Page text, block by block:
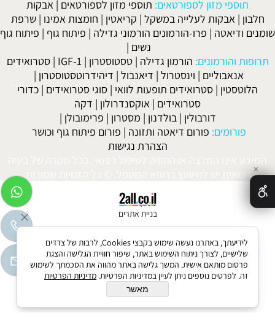
תוספי מזון לספורטאים: תוספי מזון לספורטאים | אבקות
חלבון | אבקות לעלייה במשקל | קריאטין | חומצות אמינו |שרפת
שומנים ודיאטה | פרו-הורמונים הורמוני גדילה | פיתוח גוף | פיתוח גוף
נשים |
תרופות והורמונים: הורמון גדילה |טסטוסטרון |
IGF-1
|סטרואידים
אנאבוליים | וינסטרול | דיאנבול | דיהידרוטסטוסטרון |
הלוטסטין | סטרואידים תופעות לוואי | סוגי סטרואידים | כדורי
סטרואידים | אוקסנדרולון | דקה
דורבולין | בולדנון | מסטרון | פרימובולן |
פורומים: פורום דיאטה ותזונה | פורום פיתוח גוף וכושר
הצהרת נגישות
המידע אינו המלצה או התוויה לטיפול רפואי. בכל מקרה של בעיה
רפואית יש להיוועץ ברופא המטפל. © כל הזכויות שמורות.
בניית אתרים
✕
לידיעתך, באתרנו נעשה שימוש בקבצי Cookies, לרבות של צדדים
שלישיים, לצורך ניתוח השימוש באתר, שיפור חוויית הגלישה והצגת
פרסום מותאם אישית. המשך גלישה באתר מהווה את הסכמתך לשימוש
זה. לפרטים נוספים ניתן לעיין במדיניות הפרטיות. מדיניות הפרטיות
מאשר